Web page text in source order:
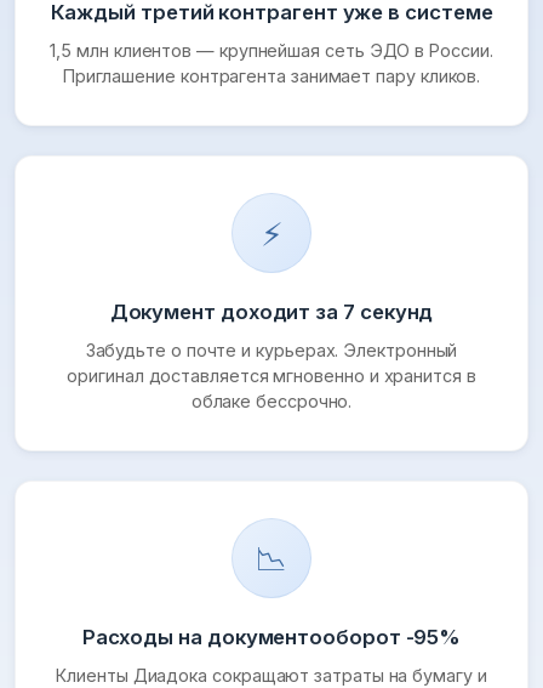
Каждый третий контрагент уже в системе
1,5 млн клиентов — крупнейшая сеть ЭДО в России.
Приглашение контрагента занимает пару кликов.
⚡
Документ доходит за 7 секунд
Забудьте о почте и курьерах. Электронный
оригинал доставляется мгновенно и хранится в
облаке бессрочно.
📉
Расходы на документооборот -95%
Клиенты Диадока сокращают затраты на бумагу и